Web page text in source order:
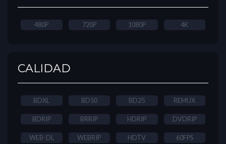
480P 720P 1080P 4K
CALIDAD
BDXL BD50 BD25 REMUX
BDRIP BRRIP HDRIP DVDRIP
WEB-DL WEBRIP HDTV 60FPS